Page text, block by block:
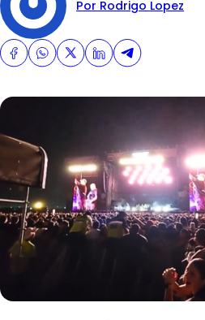
Por Rodrigo Lopez